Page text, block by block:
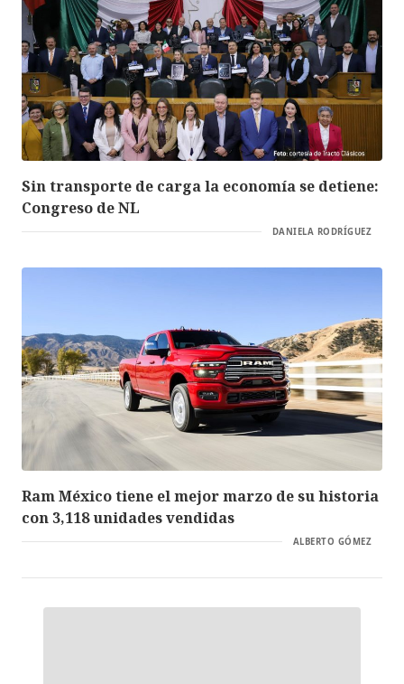
Sin transporte de carga la economía se detiene:
Congreso de NL
DANIELA RODRÍGUEZ
Ram México tiene el mejor marzo de su historia
con 3,118 unidades vendidas
ALBERTO GÓMEZ